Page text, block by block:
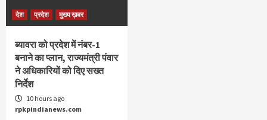
देश प्रदेश मुख्य ख़बर
ब्यावरा को प्रदेश में नंबर-1
बनाने का प्लान, राज्यमंत्री पंवार
ने अधिकारियों को दिए सख्त
निर्देश
10 hours ago
rpkpindianews.com